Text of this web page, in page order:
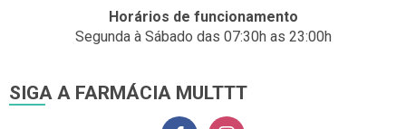
Horários de funcionamento
Segunda à Sábado das 07:30h as 23:00h
SIGA A FARMÁCIA MULTTT